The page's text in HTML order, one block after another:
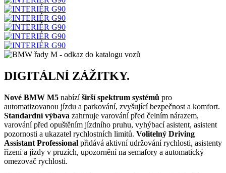
DIGITÁLNÍ ZÁŽITKY.
Nové BMW M5 nabízíširší spektrum systémů pro
automatizovanou jízdu a parkování, zvyšující bezpečnost a komfort.
Standardní výbava zahrnuje varování před čelním nárazem,
varování před opuštěním jízdního pruhu, vyhýbací asistent, asistent
pozornosti a ukazatel rychlostních limitů. Volitelný Driving
Assistant Professional přidává aktivní udržování rychlosti, asistenty
řízení a jízdy v pruzích, upozornění na semafory a automatický
omezovač rychlosti.